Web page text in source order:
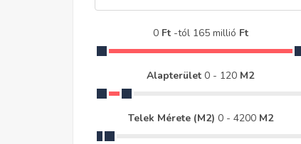
0 Ft -tól 165 millió Ft
Alapterület0 - 120 M2
Telek Mérete (m2) 0 - 4200 M2